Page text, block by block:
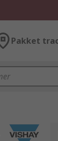
Pakket